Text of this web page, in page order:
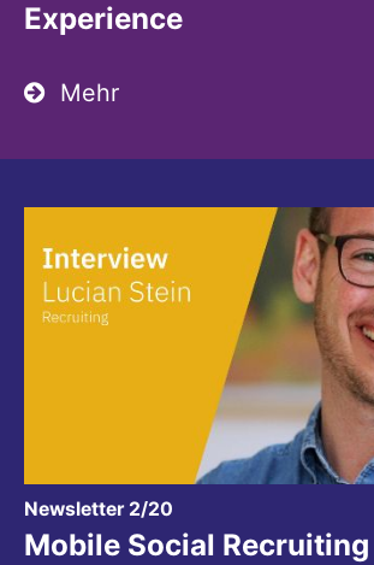
Experience
Mehr
Newsletter 2/20
Mobile Social